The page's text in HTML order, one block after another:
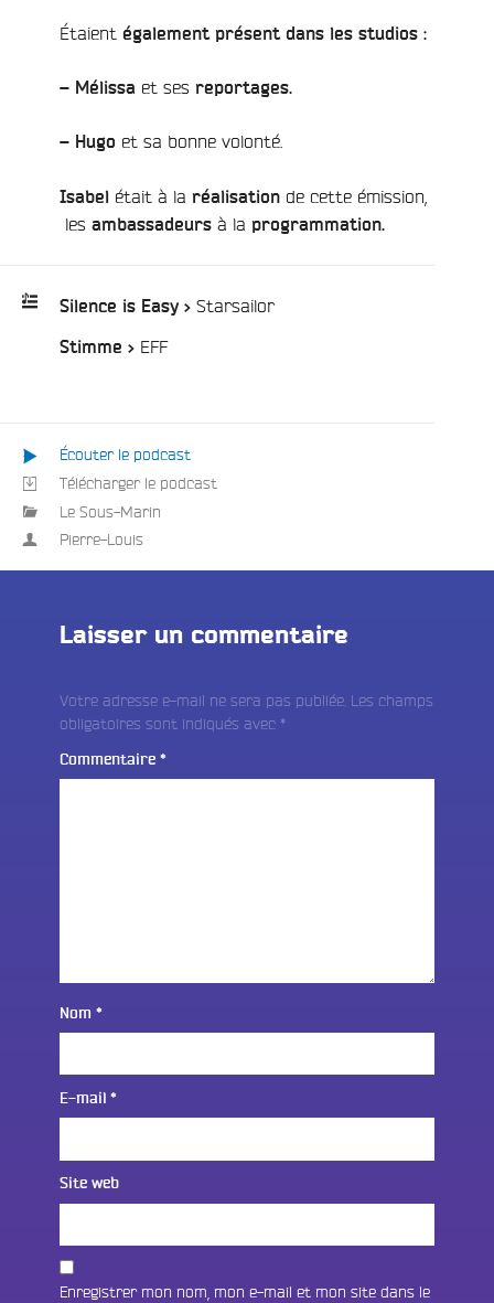
Étaient également présent dans les studios :
– Mélissa et ses reportages.
– Hugo et sa bonne volonté.
Isabel était à la réalisation de cette émission,
les ambassadeurs à la programmation.
Playlist
Silence is Easy > Starsailor/
Stimme > EFF/
Écouter le podcast
Télécharger le podcast
Le Sous-Marin
Pierre-Louis
Laisser un commentaire
Votre adresse e-mail ne sera pas publiée. Les champs
obligatoires sont indiqués avec *
Commentaire *
Nom *
E-mail *
Site web
Enregistrer mon nom, mon e-mail et mon site dans le